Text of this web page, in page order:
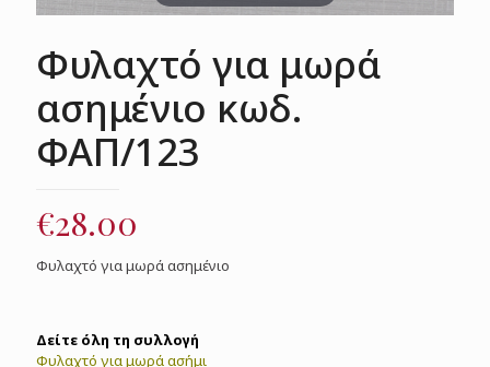
Φυλαχτό για μωρά
ασημένιο κωδ.
ΦΑΠ/123
€28.00
Φυλαχτό για μωρά ασημένιο
Δείτε όλη τη συλλογή
Φυλαχτό για μωρά ασήμι